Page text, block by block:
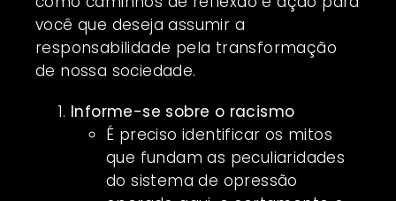
você que deseja assumir a
responsabilidade pela transformação
de nossa sociedade.
Informe-se sobre o racismo
É preciso identificar os mitos
que fundam as peculiaridades
do sistema de opressão